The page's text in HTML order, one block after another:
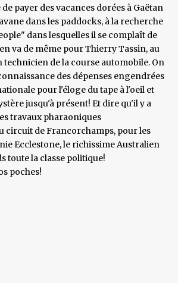
payer des vacances dorées à Gaëtan
dans les paddocks, à la recherche
dans lesquelles il se complaît de
va de même pour Thierry Tassin, au
de la course automobile. On
des dépenses engendrées
pour l'éloge du tape à l'oeil et
jusqu'à présent! Et dire qu'il y a
travaux pharaoniques
circuit de Francorchamps, pour les
Ecclestone, le richissime Australien
toute la classe politique!
poches!